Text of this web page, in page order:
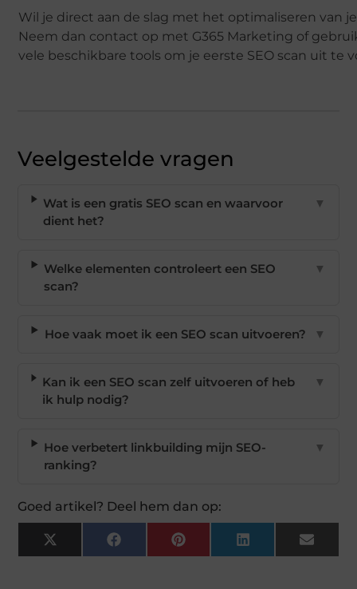
Wil je direct aan de slag met het optimaliseren van
Neem dan contact op met G365 Marketing of
vele beschikbare tools om je eerste SEO scan uit te
Veelgestelde vragen
Wat is een gratis SEO scan en waarvoor
dient het?
▼
Welke elementen controleert een SEO
scan?
▼
Hoe vaak moet ik een SEO scan uitvoeren? ▼
Kan ik een SEO scan zelf uitvoeren of heb
ik hulp nodig?
▼
Hoe verbetert linkbuilding mijn SEO-
ranking?
▼
Goed artikel? Deel hem dan op:
X
(Twitter)
FacebookPinterest LinkedIn Email